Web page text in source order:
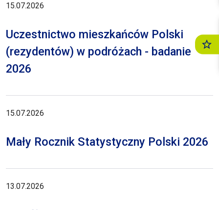
15.07.2026
Uczestnictwo mieszkańców Polski
(rezydentów) w podróżach - badanie
2026
15.07.2026
Mały Rocznik Statystyczny Polski 2026
13.07.2026